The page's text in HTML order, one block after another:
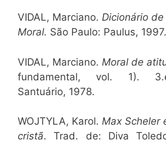
VIDAL, Marciano. Dicionário de
Moral. São Paulo: Paulus, 1997.
VIDAL, Marciano. Moral de
fundamental, vol. 1).
Santuário, 1978.
WOJTYLA, Karol. Max Scheler
cristã. Trad. de: Diva